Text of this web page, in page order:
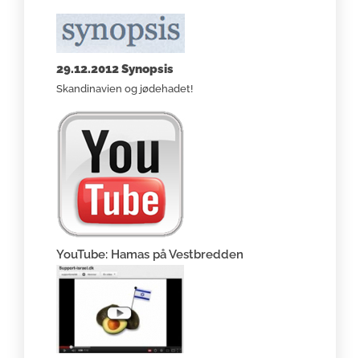
29.12.2012 Synopsis
Skandinavien og jødehadet!
YouTube: Hamas på Vestbredden